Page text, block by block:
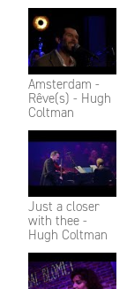
Amsterdam -
Rêve(s) - Hugh
Coltman
Just a closer
with thee -
Hugh Coltman